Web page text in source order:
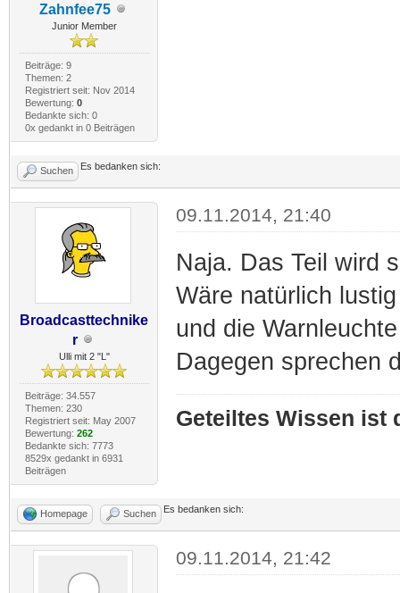
Zahnfee75
Junior Member
Beiträge: 9
Themen: 2
Registriert seit: Nov 2014
Bewertung: 0
Bedankte sich: 0
0x gedankt in 0 Beiträgen
Suchen Es bedanken sich:
Broadcasttechnike
r
Ulli mit 2 "L"
Beiträge: 34.557
Themen: 230
Registriert seit: May 2007
Bewertung: 262
Bedankte sich: 7773
8529x gedankt in 6931
Beiträgen
09.11.2014, 21:40
Naja. Das Teil wird
Wäre natürlich
und die
Dagegen sprechen
Geteiltes Wissen ist
Homepage Suchen Es bedanken sich:
09.11.2014, 21:42